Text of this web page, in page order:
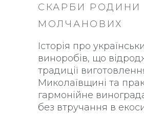
СКАРБИ РОДИНИ
МОЛЧАНОВИХ
Історія про
виноробів, що
традиції
Миколаївщині та
гармонійне
без втручання в